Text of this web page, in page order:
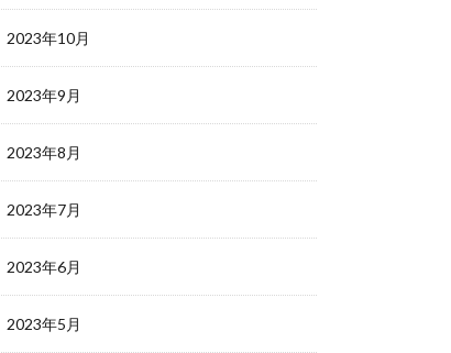
2023年10月
2023年9月
2023年8月
2023年7月
2023年6月
2023年5月